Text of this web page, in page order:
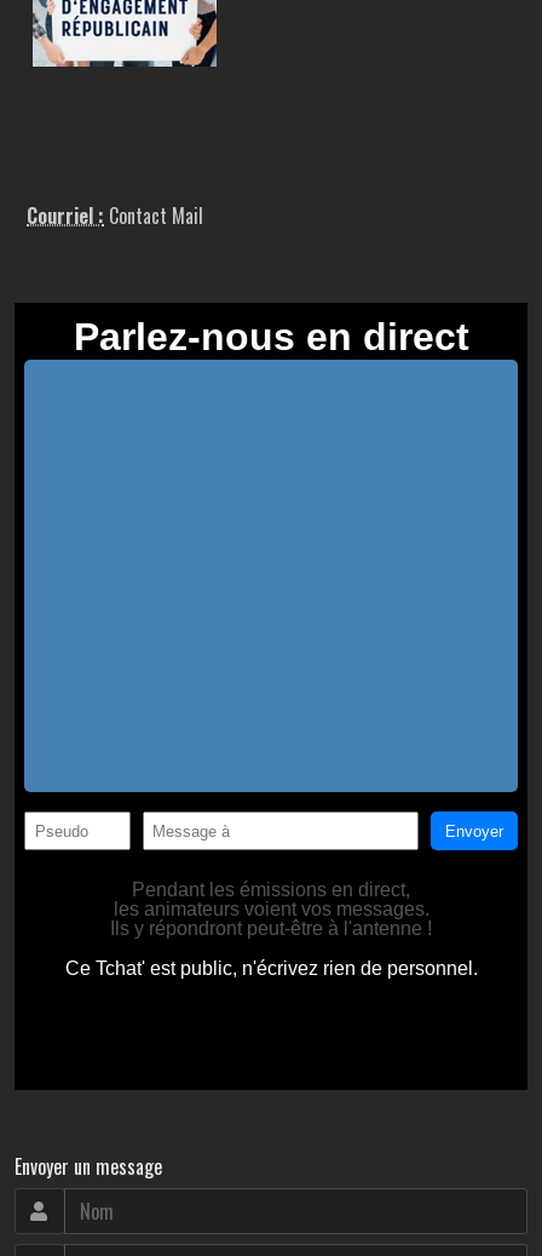
Courriel : Contact Mail
Envoyer un message